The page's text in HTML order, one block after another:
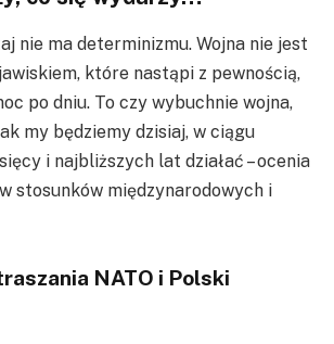
nie ma determinizmu. Wojna nie jest
które nastąpi z pewnością,
po dniu. To czy wybuchnie wojna,
my będziemy dzisiaj, w ciągu
i najbliższych lat działać – ocenia
stosunków międzynarodowych i
NATO i Polski